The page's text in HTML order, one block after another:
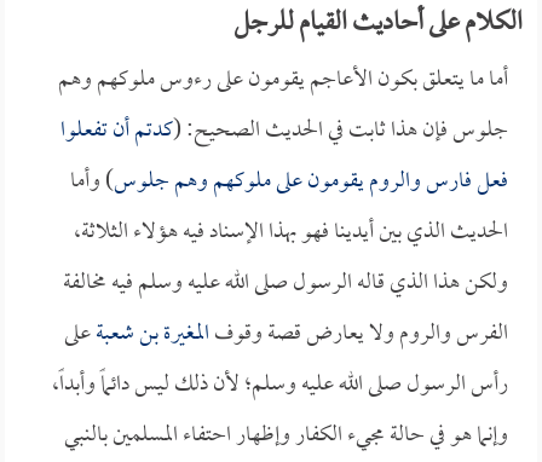
الكلام على أحاديث القيام للرجل
أما ما يتعلق بكون الأعاجم يقومون على رءوس ملوكهم وهم
جلوس فإن هذا ثابت في الحديث الصحيح: (كدتم أن تفعلوا
فعل فارس والروم يقومون على ملوكهم وهم جلوس) وأما
الحديث الذي بين أيدينا فهو بهذا الإسناد فيه هؤلاء الثلاثة،
ولكن هذا الذي قاله الرسول صلى الله عليه وسلم فيه مخالفة
الفرس والروم ولا يعارض قصة وقوفالمغيرة بن شعبةعلى
رأس الرسول صلى الله عليه وسلم؛ لأن ذلك ليس دائماً وأبداً،
وإنما هو في حالة مجيء الكفار وإظهار احتفاء المسلمين بالنبي